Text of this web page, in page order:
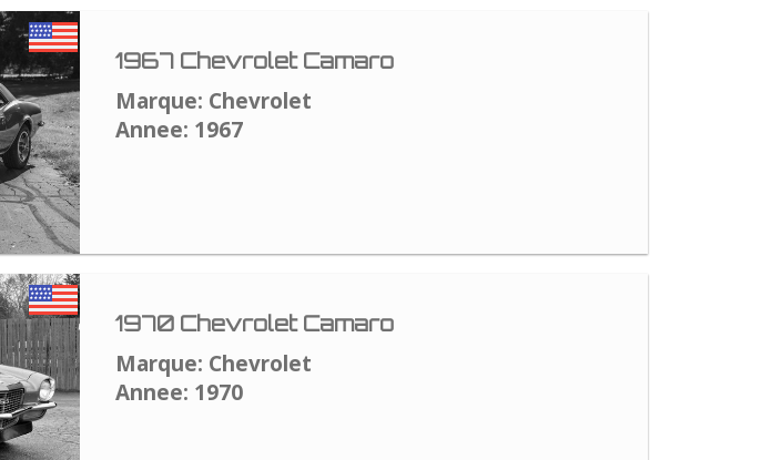
1967 Chevrolet Camaro
Marque: Chevrolet
Annee: 1967
1970 Chevrolet Camaro
Marque: Chevrolet
Annee: 1970